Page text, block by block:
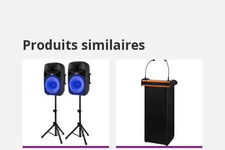
Produits similaires